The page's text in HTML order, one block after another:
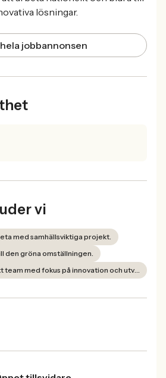
lösningar.
jobbannonsen
vi
med samhällsviktiga projekt.
den gröna omställningen.
Arbeta i ett starkt team med fokus på innovation och utveckling.